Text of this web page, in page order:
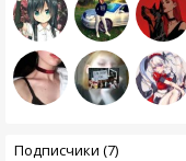
Подписчики (7)